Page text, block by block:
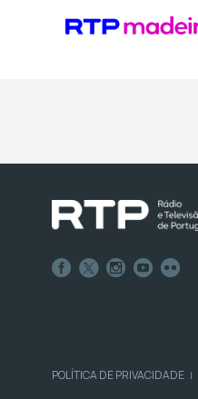
POLÍTICA DE PRIVACIDADE |